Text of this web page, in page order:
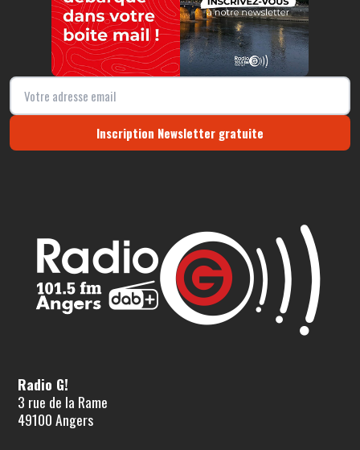
Inscription Newsletter gratuite
Radio G!
3 rue de la Rame
49100 Angers